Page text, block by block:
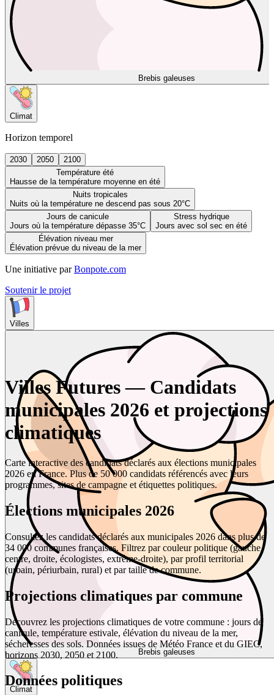
Brebis galeuses
Climat
Horizon temporel
2030 2050
2100
Température été
Hausse de la température moyenne en été
Nuits tropicales
Nuits où la température ne descend pas sous 20°C
Jours de canicule
Jours où la température dépasse 35°C
Stress hydrique
Jours avec sol sec en été
Élévation niveau mer
Élévation prévue du niveau de la mer
Une initiative par Bonpote.com
Soutenir le projet
Villes
Brebis galeuses
Climat
Villes Futures — Candidats
municipales 2026 et projections
climatiques
Carte interactive des candidats déclarés aux élections municipales
2026 en France. Plus de 50 000 candidats référencés avec leurs
programmes, sites de campagne et étiquettes politiques.
Élections municipales 2026
Consultez les candidats déclarés aux municipales 2026 dans plus de
34 000 communes françaises. Filtrez par couleur politique (gauche,
centre, droite, écologistes, extrême-droite), par profil territorial
(urbain, périurbain, rural) et par taille de commune.
Projections climatiques par commune
Découvrez les projections climatiques de votre commune : jours de
canicule, température estivale, élévation du niveau de la mer,
sécheresses des sols. Données issues de Météo France et du GIEC,
horizons 2030, 2050 et 2100.
Données politiques